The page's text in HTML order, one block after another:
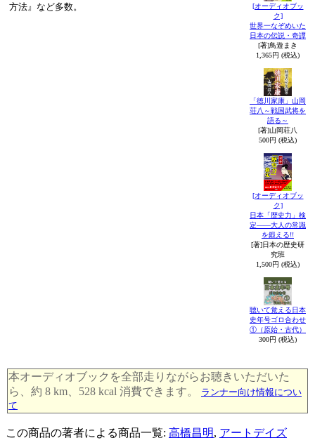
方法』など多数。
[オーディオブッ
ク]
世界一なぞめいた
日本の伝説・奇譚
[著]鳥遊まき
1,365円 (税込)
「徳川家康」山岡
荘八～戦国武将を
語る～
[著]山岡荘八
500円 (税込)
[オーディオブッ
ク]
日本「歴史力」検
定――大人の常識
を鍛える!!
[著]日本の歴史研
究班
1,500円 (税込)
聴いて覚える日本
史年号ゴロ合わせ
①（原始・古代）
300円 (税込)
本オーディオブックを全部走りながらお聴きいただいた
ら、約 8 km、528 kcal 消費できます。
ランナー向け情報につい
て
この商品の著者による商品一覧: 高橋昌明, アートデイズ